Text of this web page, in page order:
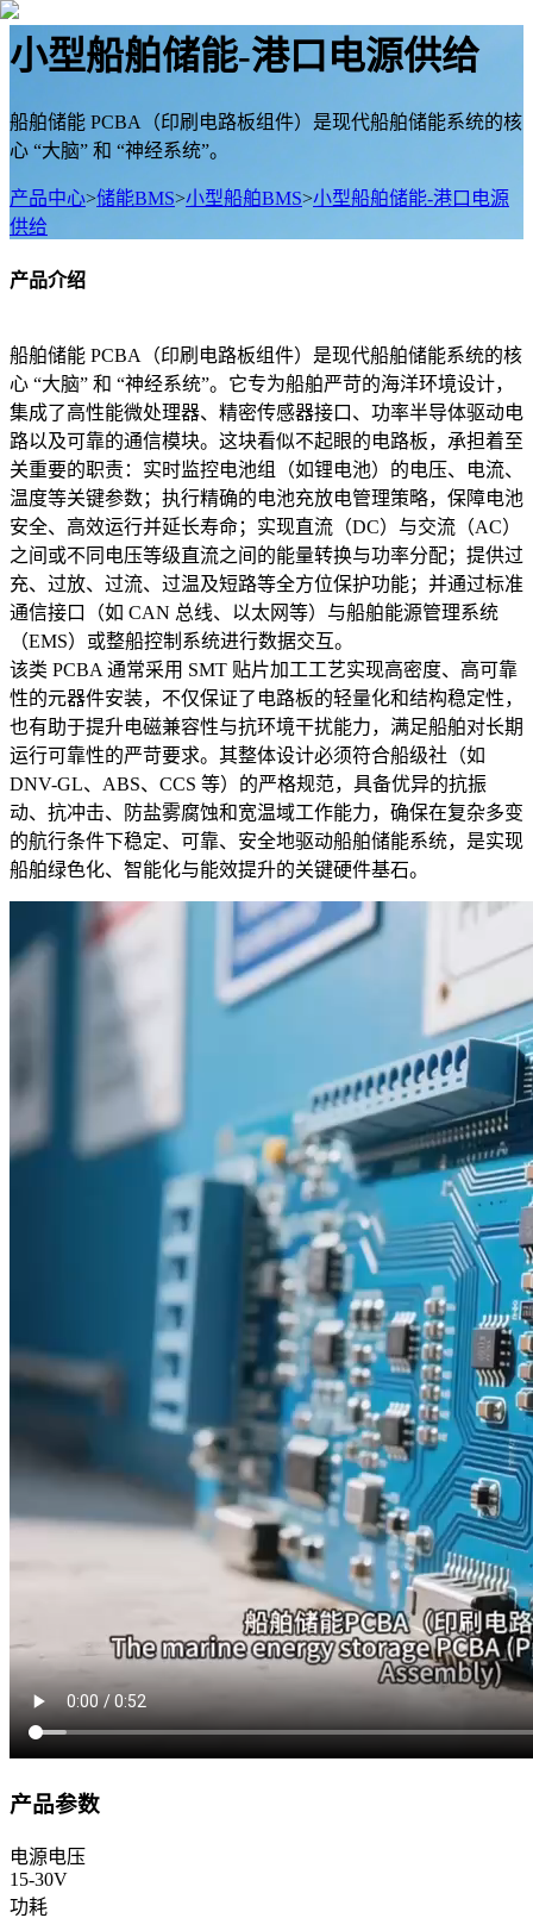
小型船舶储能-港口电源供给
船舶储能 PCBA（印刷电路板组件）是现代船舶储能系统的核
心 “大脑” 和 “神经系统”。
产品中心>储能BMS>小型船舶BMS>小型船舶储能-港口电源
供给
产品介绍
船舶储能 PCBA（印刷电路板组件）是现代船舶储能系统的核
心 “大脑” 和 “神经系统”。它专为船舶严苛的海洋环境设计，
集成了高性能微处理器、精密传感器接口、功率半导体驱动电
路以及可靠的通信模块。这块看似不起眼的电路板，承担着至
关重要的职责：实时监控电池组（如锂电池）的电压、电流、
温度等关键参数；执行精确的电池充放电管理策略，保障电池
安全、高效运行并延长寿命；实现直流（DC）与交流（AC）
之间或不同电压等级直流之间的能量转换与功率分配；提供过
充、过放、过流、过温及短路等全方位保护功能；并通过标准
通信接口（如 CAN 总线、以太网等）与船舶能源管理系统
（EMS）或整船控制系统进行数据交互。
该类 PCBA 通常采用 SMT 贴片加工工艺实现高密度、高可靠
性的元器件安装，不仅保证了电路板的轻量化和结构稳定性，
也有助于提升电磁兼容性与抗环境干扰能力，满足船舶对长期
运行可靠性的严苛要求。其整体设计必须符合船级社（如
DNV-GL、ABS、CCS 等）的严格规范，具备优异的抗振
动、抗冲击、防盐雾腐蚀和宽温域工作能力，确保在复杂多变
的航行条件下稳定、可靠、安全地驱动船舶储能系统，是实现
船舶绿色化、智能化与能效提升的关键硬件基石。
产品参数
电源电压
15-30V
功耗